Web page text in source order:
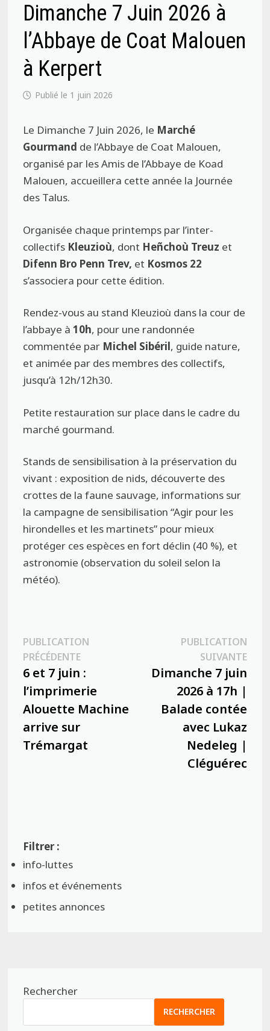
Dimanche 7 Juin 2026 à
l’Abbaye de Coat Malouen
à Kerpert
1 juin 2026
Le Dimanche 7 Juin 2026, le Marché
Gourmand de l’Abbaye de Coat Malouen,
organisé par lesAmis de l’Abbaye de Koad
Malouen, accueillera cette année la Journée
des Talus.
Organisée chaque printemps par l’inter-
collectifs Kleuzioù, dont Heñchoù Treuz et
Difenn Bro Penn Trev, et Kosmos 22
s’associera pour cette édition.
Rendez-vous au stand Kleuzioù dans la cour de
l’abbaye à 10h, pour une randonnée
commentée par Michel Sibéril, guide nature,
et animée par des membres des collectifs,
jusqu’à 12h/12h30.
Petite restauration sur place dans le cadre du
marché gourmand.
Stands de sensibilisation à la préservation du
vivant : exposition de nids, découverte des
crottes de la faune sauvage, informations sur
la campagne de sensibilisation“Agir pour les
hirondelles et les martinets” pour mieux
protéger ces espèces en fort déclin (40 %), et
astronomie (observation du soleil selon la
météo).
Navigation
de
l’article
PUBLICATION
PRÉCÉDENTEPublication
précédente :
6 et 7 juin :
l’imprimerie
Alouette Machine
arrive sur
Trémargat
PUBLICATION
SUIVANTE
Dimanche 7 juin
2026 à 17h |
Balade contée
avec Lukaz
Nedeleg |
Cléguérec
info-luttes
infos et événements
petites annonces
Rechercher
RECHERCHER